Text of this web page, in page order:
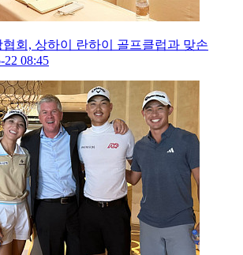
회, 상하이 란하이 골프클럽과 맞손
22 08:45